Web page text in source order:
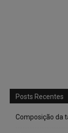
Posts Recentes
Composição da